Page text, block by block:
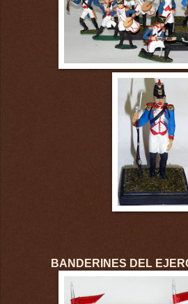
BANDERINES DEL